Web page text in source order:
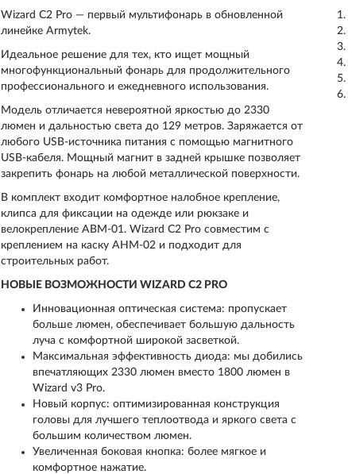
Wizard C2 Pro — первый мультифонарь в обновленной
линейке Armytek.
Идеальное решение для тех, кто ищет мощный
многофункциональный фонарь для продолжительного
профессионального и ежедневного использования.
Модель отличается невероятной яркостью до 2330
люмен и дальностью света до 129 метров. Заряжается от
любого USB-источника питания с помощью магнитного
USB-кабеля. Мощный магнит в задней крышке позволяет
закрепить фонарь на любой металлической поверхности.
В комплект входит комфортное налобное крепление,
клипса для фиксации на одежде или рюкзаке и
велокрепление ABM-01. Wizard C2 Pro совместим с
креплением на каску AHM-02 и подходит для
строительных работ.
НОВЫЕ ВОЗМОЖНОСТИ WIZARD C2 PRO
Инновационная оптическая система: пропускает
больше люмен, обеспечивает большую дальность
луча с комфортной широкой засветкой.
Максимальная эффективность диода: мы добились
впечатляющих 2330 люмен вместо 1800 люмен в
Wizard v3 Pro.
Новый корпус: оптимизированная конструкция
головы для лучшего теплоотвода и яркого света с
большим количеством люмен.
Увеличенная боковая кнопка: более мягкое и
комфортное нажатие.